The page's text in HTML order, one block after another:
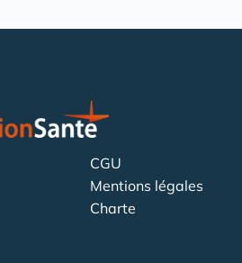
CGU
Mentions légales
Charte